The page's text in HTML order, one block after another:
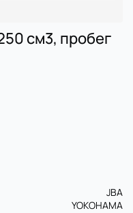
см3, пробег
JBA
YOKOHAMA